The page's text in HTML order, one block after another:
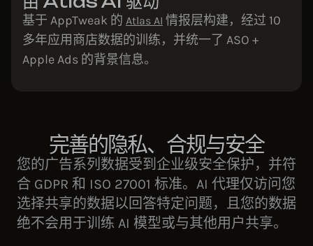
基于 AppTweak 的 Atlas AI 情报层构建，经过 10
多年应用商店数据的训练，并统一了 ASO +
Apple Ads 的背景信息。
完善的隐私、合规与安全
您的广告系列数据受到企业级安全保护，并符
合 GDPR 和 ISO 27001 标准。AI 代理仅访问您
选择共享的数据以回答特定问题，且您的数据
绝不会用于训练 AI 模型或与其他用户共享。